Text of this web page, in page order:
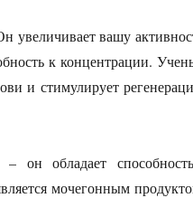
увеличивает вашу
к концентрации.
и стимулирует
он обладает
мочегонным